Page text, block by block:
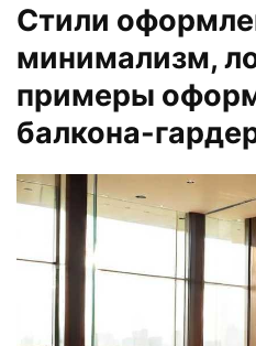
Стили
минимализм,
примеры
балкона-